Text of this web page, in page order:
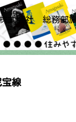
式会社 総務部
宝線